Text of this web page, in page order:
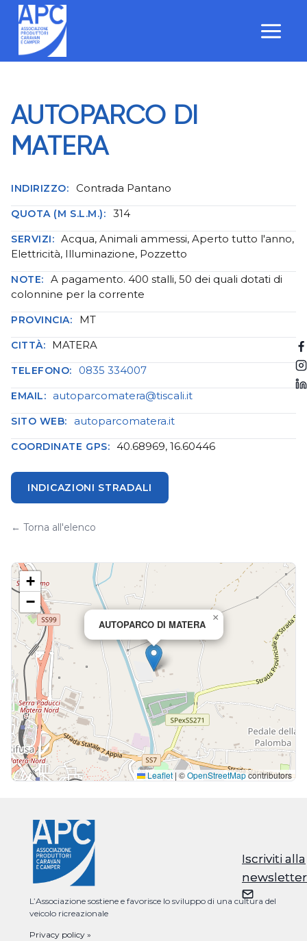
Salta
contenuto
Iscriviti alla
newsletter
AUTOPARCO DI
MATERA
INDIRIZZO: Contrada Pantano
QUOTA (M S.L.M.): 314
SERVIZI: Acqua, Animali ammessi, Aperto tutto l'anno,
Elettricità, Illuminazione, Pozzetto
NOTE:
A pagamento. 400 stalli, 50 dei quali dotati di
colonnine per la corrente
PROVINCIA: MT
CITTÀ: MATERA
TELEFONO: 0835 334007
EMAIL: autoparcomatera@tiscali.it
SITO WEB: autoparcomatera.it
COORDINATE GPS: 40.68969, 16.60446
INDICAZIONI STRADALI
← Torna all'elenco
AUTOPARCO DI MATERA
×
+
−
Leaflet | ©OpenStreetMapcontributors
L’Associazione sostiene e favorisce lo sviluppo di una cultura del
veicolo ricreazionale
Privacy policy »
Iscriviti alla
newsletter